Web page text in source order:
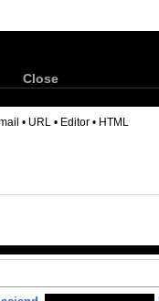
Close
• URL • Editor • HTML